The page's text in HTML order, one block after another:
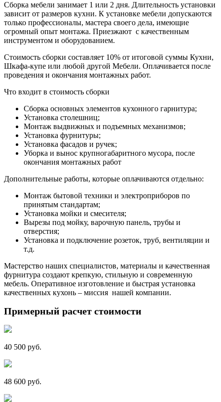
Сборка мебели занимает 1 или 2 дня. Длительность установки
зависит от размеров кухни. К установке мебели допускаются
только профессионалы, мастера своего дела, имеющие
огромный опыт монтажа. Приезжают с качественным
инструментом и оборудованием.
Стоимость сборки составляет 10% от итоговой суммы Кухни,
Шкафа-купе или любой другой Мебели. Оплачивается после
проведения и окончания монтажных работ.
Что входит в стоимость сборки
Сборка основных элементов кухонного гарнитура;
Установка столешниц;
Монтаж выдвижных и подъемных механизмов;
Установка фурнитуры;
Установка фасадов и ручек;
Уборка и вынос крупногабаритного мусора, после
окончания монтажных работ
Дополнительные работы, которые оплачиваются отдельно:
Монтаж бытовой техники и электроприборов по
принятым стандартам;
Установка мойки и смесителя;
Вырезы под мойку, варочную панель, трубы и
отверстия;
Установка и подключение розеток, труб, вентиляции и
т.д.
Мастерство наших специалистов, материалы и качественная
фурнитура создают крепкую, стильную и современную
мебель. Оперативное изготовление и быстрая установка
качественных кухонь – миссия нашей компании.
Примерный расчет стоимости
40 500 руб.
48 600 руб.